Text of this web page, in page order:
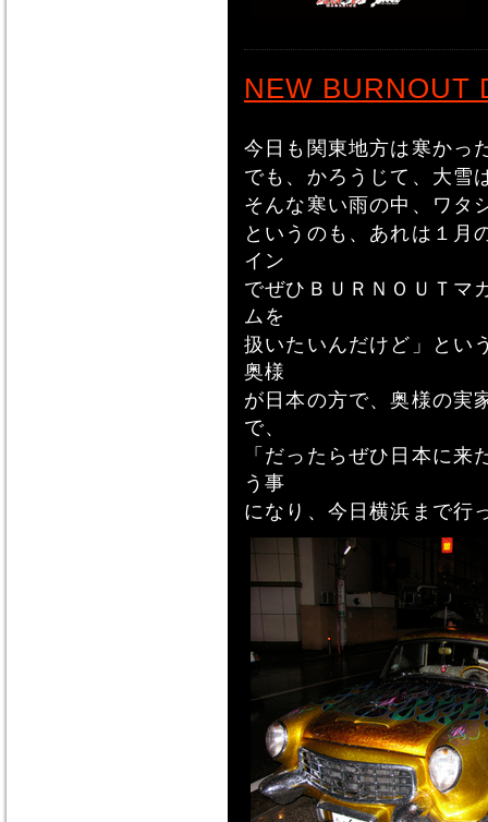
NEW BURNOUT
今日も関東地方は寒かっ
でも、かろうじて、大雪
そんな寒い雨の中、ワタ
というのも、あれは１月
イン
でぜひＢＵＲＮＯＵＴマ
ムを
扱いたいんだけど」とい
奥様
が日本の方で、奥様の実
で、
「だったらぜひ日本に
う事
になり、今日横浜まで行